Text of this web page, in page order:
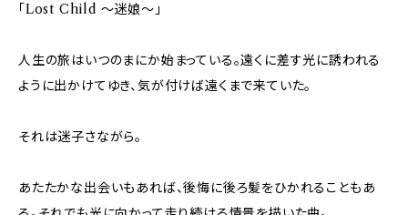
「Lost Child ～迷娘～」
人生の旅はいつのまにか始まっている。遠くに差す光に誘われる
ように出かけてゆき、気が付けば遠くまで来ていた。
それは迷子さながら。
あたたかな出会いもあれば、後悔に後ろ髪をひかれることもあ